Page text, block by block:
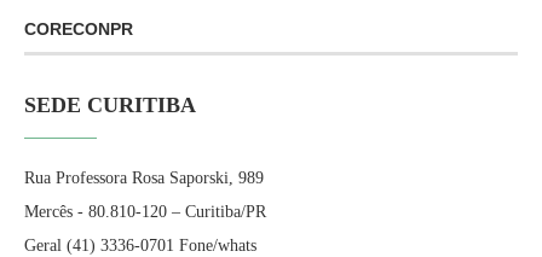
CORECONPR
SEDE CURITIBA
Rua Professora Rosa Saporski, 989
Mercês - 80.810-120 – Curitiba/PR
Geral (41) 3336-0701 Fone/whats